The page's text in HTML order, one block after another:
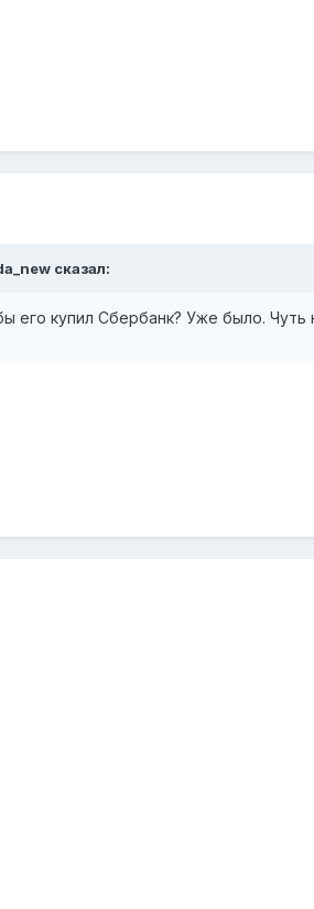
сказал:
его купил Сбербанк? Уже было. Чуть